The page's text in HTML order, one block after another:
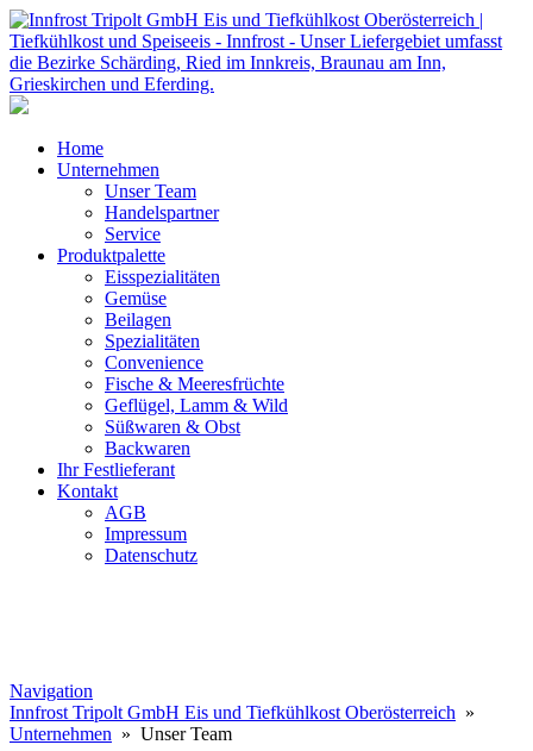
Home
Unternehmen
Unser Team
Handelspartner
Service
Produktpalette
Eisspezialitäten
Gemüse
Beilagen
Spezialitäten
Convenience
Fische & Meeresfrüchte
Geflügel, Lamm & Wild
Süßwaren & Obst
Backwaren
Ihr Festlieferant
Kontakt
AGB
Impressum
Datenschutz
Navigation
Innfrost Tripolt GmbH Eis und Tiefkühlkost Oberösterreich »
Unternehmen » Unser Team